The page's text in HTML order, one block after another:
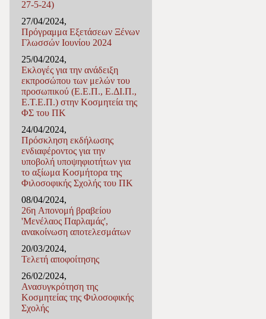
27-5-24)
27/04/2024,
Πρόγραμμα Εξετάσεων Ξένων
Γλωσσών Ιουνίου 2024
25/04/2024,
Εκλογές για την ανάδειξη
εκπροσώπου των μελών του
προσωπικού (Ε.Ε.Π., Ε.ΔΙ.Π.,
Ε.Τ.Ε.Π.) στην Κοσμητεία της
ΦΣ του ΠΚ
24/04/2024,
Πρόσκληση εκδήλωσης
ενδιαφέροντος για την
υποβολή υποψηφιοτήτων για
το αξίωμα Κοσμήτορα της
Φιλοσοφικής Σχολής του ΠΚ
08/04/2024,
26η Απονομή βραβείου
'Μενέλαος Παρλαμάς',
ανακοίνωση αποτελεσμάτων
20/03/2024,
Τελετή αποφοίτησης
26/02/2024,
Ανασυγκρότηση της
Κοσμητείας της Φιλοσοφικής
Σχολής